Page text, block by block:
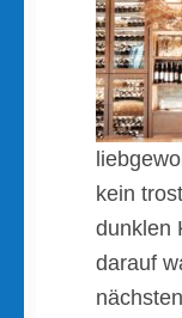
kein
dunklen
darauf